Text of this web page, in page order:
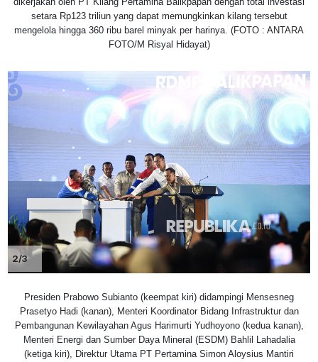
setara Rp123 triliun yang dapat memungkinkan kilang tersebut
mengelola hingga 360 ribu barel minyak per harinya. (FOTO : ANTARA
FOTO/M Risyal Hidayat)
2/3
Presiden Prabowo Subianto (keempat kiri) didampingi Mensesneg
Prasetyo Hadi (kanan), Menteri Koordinator Bidang Infrastruktur dan
Pembangunan Kewilayahan Agus Harimurti Yudhoyono (kedua kanan),
Menteri Energi dan Sumber Daya Mineral (ESDM) Bahlil Lahadalia
(ketiga kiri), Direktur Utama PT Pertamina Simon Aloysius Mantiri